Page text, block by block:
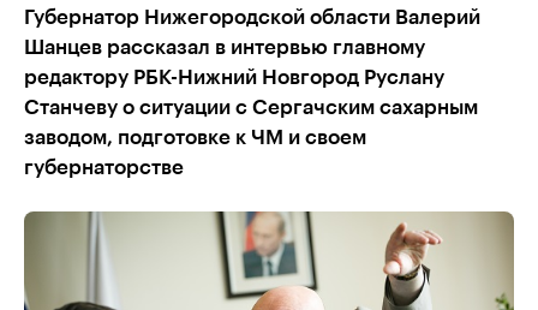
Губернатор Нижегородской области Валерий
Шанцев рассказал в интервью главному
редактору РБК-Нижний Новгород Руслану
Станчеву о ситуации с Сергачским сахарным
заводом, подготовке к ЧМ и своем
губернаторстве